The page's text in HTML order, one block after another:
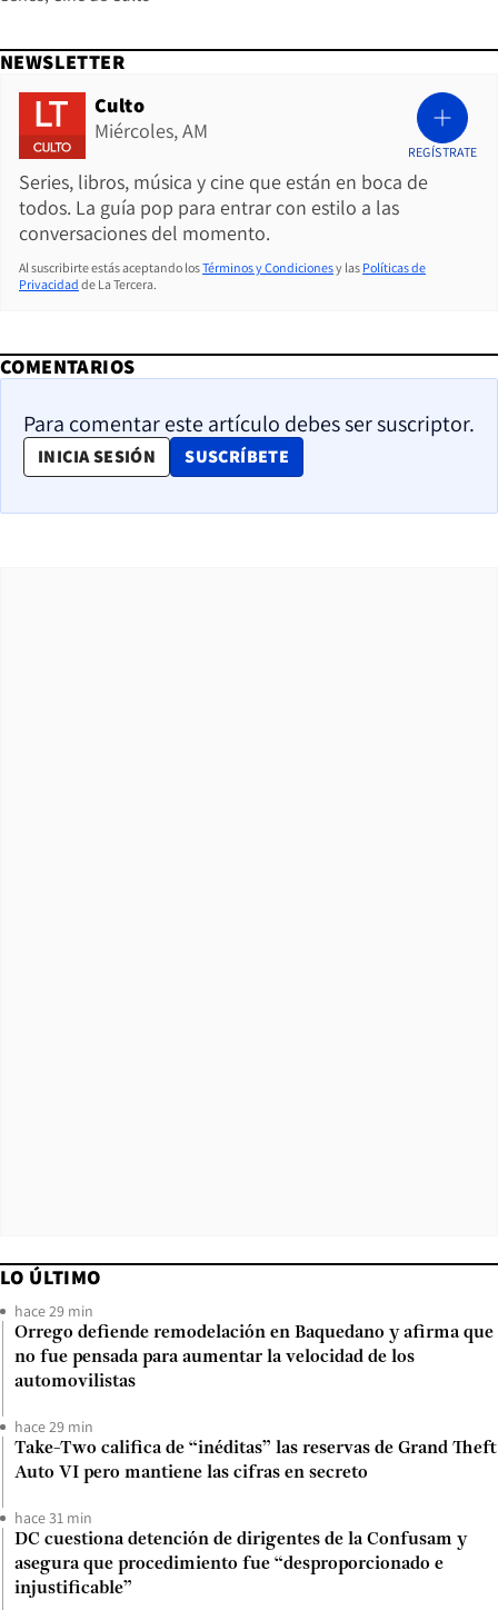
NEWSLETTER
Culto
Miércoles, AM
Series, libros, música y cine que están en boca de
todos. La guía pop para entrar con estilo a las
conversaciones del momento.
REGÍSTRATE
Al suscribirte estás aceptando losTérminos y Condicionesy las Políticas de
Privacidad de La Tercera.
COMENTARIOS
Para comentar este artículo debes ser suscriptor.
INICIA SESIÓN SUSCRÍBETE
OPENS IN NEW WINDOW
LO ÚLTIMO
hace 29 min
Orrego defiende remodelación en Baquedano y afirma que
no fue pensada para aumentar la velocidad de los
automovilistas
hace 29 min
Take-Two califica de “inéditas” las reservas de Grand Theft
Auto VI pero mantiene las cifras en secreto
hace 31 min
DC cuestiona detención de dirigentes de la Confusam y
asegura que procedimiento fue “desproporcionado e
injustificable”